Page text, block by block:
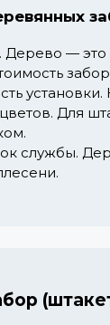
Дерево — это
установки.
Для
службы.